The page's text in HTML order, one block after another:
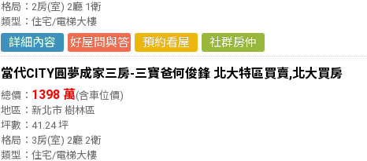
格局：2房(室) 2廳 1衛
類型：住宅/電梯大樓
詳細內容 好屋問與答 預約看屋 社群房仲
當代CITY圓夢成家三房-三寶爸何俊鋒 北大特區買賣,北大買房
總價： 1398 萬(含車位價)
地區：新北市 樹林區
坪數：41.24 坪
格局：3房(室) 2廳 2衛
類型：住宅/電梯大樓